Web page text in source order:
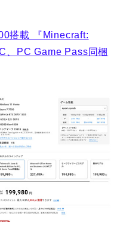
搭載 『Minecraft:
、PC Game Pass同梱